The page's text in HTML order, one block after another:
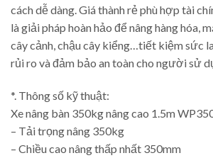
cách dễ dàng. Giá thành rẻ phù hợp tài
là giải pháp hoàn hảo để nâng hàng hóa,
cây cảnh, chậu cây kiểng…tiết kiệm sức
rủi ro và đảm bảo an toàn cho người sử
*. Thông số kỹ thuật:
Xe nâng bàn 350kg nâng cao 1.5m
– Tải trọng nâng 350kg
– Chiều cao nâng thấp nhất 350mm